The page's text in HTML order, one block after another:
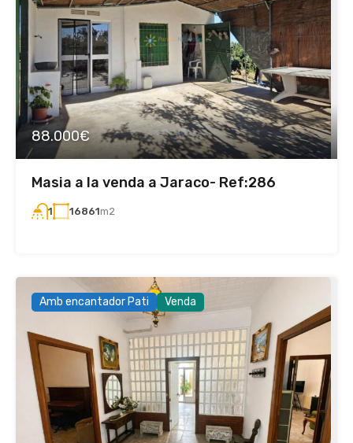
88.000€
Masia a la venda a Jaraco- Ref:286
1 16861m2
Amb encantador Pati Venda